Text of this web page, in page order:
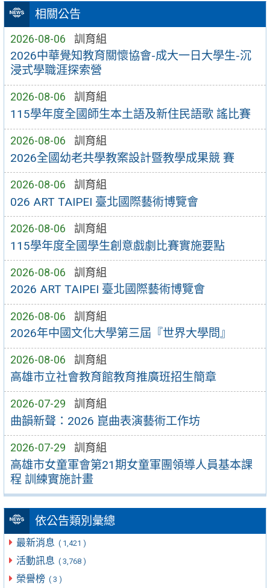
相關公告
2026-08-06 訓育組
2026中華覺知教育關懷協會-成大一日大學生-沉
浸式學職涯探索營
2026-08-06 訓育組
115學年度全國師生本土語及新住民語歌 謠比賽
2026-08-06 訓育組
2026全國幼老共學教案設計暨教學成果競 賽
2026-08-06 訓育組
026 ART TAIPEI 臺北國際藝術博覽會
2026-08-06 訓育組
115學年度全國學生創意戲劇比賽實施要點
2026-08-06 訓育組
2026 ART TAIPEI 臺北國際藝術博覽會
2026-08-06 訓育組
2026年中國文化大學第三屆『世界大學問』
2026-08-06 訓育組
高雄市立社會教育館教育推廣班招生簡章
2026-07-29 訓育組
曲韻新聲：2026 崑曲表演藝術工作坊
2026-07-29 訓育組
高雄市女童軍會第21期女童軍團領導人員基本課
程 訓練實施計畫
依公告類別彙總
最新消息 ( 1,421 )
活動訊息 ( 3,768 )
榮譽榜 ( 3 )